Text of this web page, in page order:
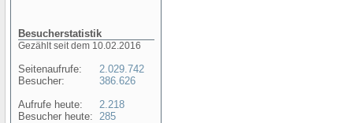
Besucherstatistik
Gezählt seit dem 10.02.2016
Seitenaufrufe:
Besucher:
Aufrufe heute:
Besucher heute:
2.029.742
386.626
2.218
285